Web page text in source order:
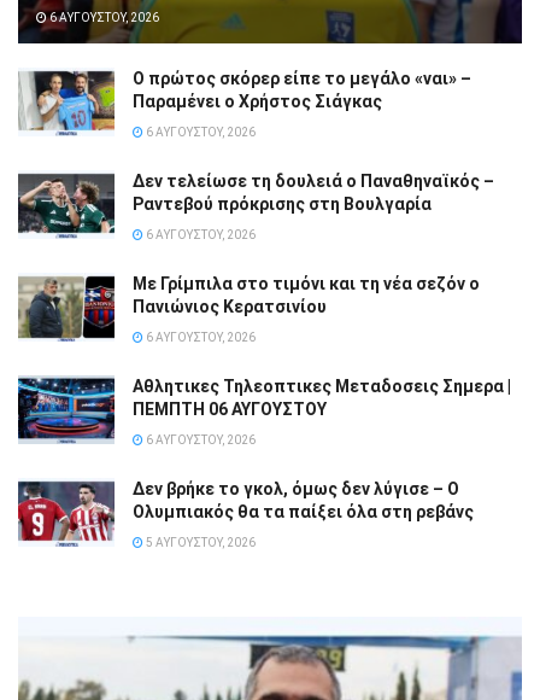
6 ΑΥΓΟΎΣΤΟΥ, 2026
Ο πρώτος σκόρερ είπε το μεγάλο «ναι» –
Παραμένει ο Χρήστος Σιάγκας
6 ΑΥΓΟΎΣΤΟΥ, 2026
Δεν τελείωσε τη δουλειά ο Παναθηναϊκός –
Ραντεβού πρόκρισης στη Βουλγαρία
6 ΑΥΓΟΎΣΤΟΥ, 2026
Με Γρίμπιλα στο τιμόνι και τη νέα σεζόν ο
Πανιώνιος Κερατσινίου
6 ΑΥΓΟΎΣΤΟΥ, 2026
Αθλητικες Τηλεοπτικες Μεταδοσεις Σημερα |
ΠΕΜΠΤΗ 06 ΑΥΓΟΥΣΤΟΥ
6 ΑΥΓΟΎΣΤΟΥ, 2026
Δεν βρήκε το γκολ, όμως δεν λύγισε – Ο
Ολυμπιακός θα τα παίξει όλα στη ρεβάνς
5 ΑΥΓΟΎΣΤΟΥ, 2026